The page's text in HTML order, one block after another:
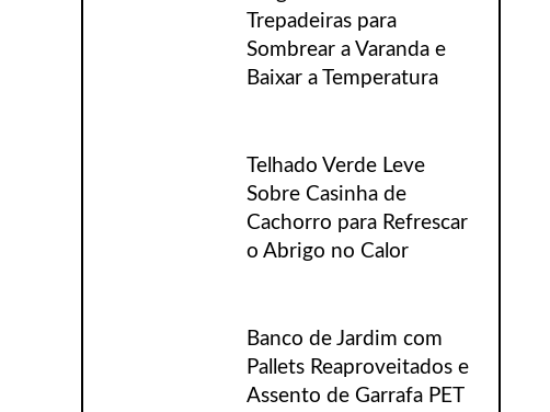
Trepadeiras para
Sombrear a Varanda e
Baixar a Temperatura
Telhado Verde Leve
Sobre Casinha de
Cachorro para Refrescar
o Abrigo no Calor
Banco de Jardim com
Pallets Reaproveitados e
Assento de Garrafa PET